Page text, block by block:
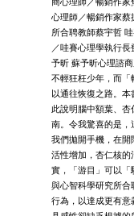
心理師／暢銷作家蔡
所合聘教師蔡宇哲
／哇賽心理學執行
予昕 蘇予昕心理諮
不輕狂枉少年，而「
以通往恢復之路。
此說明腦中額葉、
南。令我驚喜的是，
我們拋開手機，在開
活性增加，杏仁核
實，「游目」可以
與心智科學研究所
行為，以達成更有意